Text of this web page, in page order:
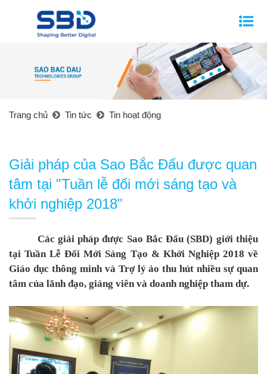
Trang chủ Tin tức Tin hoạt động
Giải pháp của Sao Bắc Đẩu được quan
tâm tại "Tuần lễ đổi mới sáng tạo và
khởi nghiệp 2018"
Các giải pháp được Sao Bắc Đẩu (SBD) giới thiệu
tại Tuần Lễ Đổi Mới Sáng Tạo & Khởi Nghiệp 2018 về
Giáo dục thông minh và Trợ lý ảo thu hút nhiều sự quan
tâm của lãnh đạo, giảng viên và doanh nghiệp tham dự.